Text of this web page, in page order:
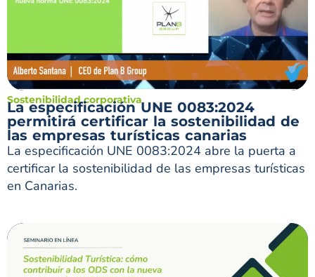
Sostenibilidad corporativa
La especificación UNE 0083:2024
permitirá certificar la sostenibilidad de
las empresas turísticas canarias
La especificación UNE 0083:2024 abre la puerta a
certificar la sostenibilidad de las empresas turísticas
en Canarias.